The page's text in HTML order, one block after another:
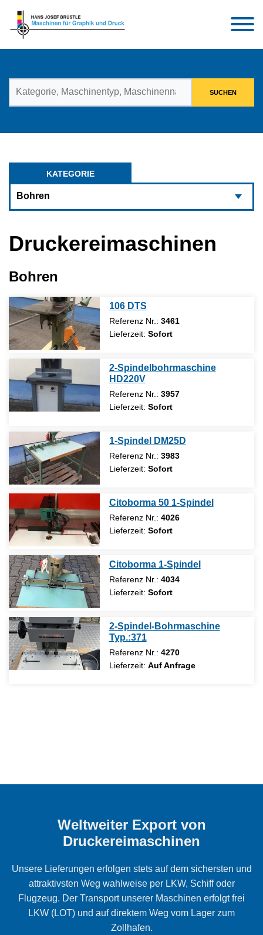
KATEGORIE
Druckereimaschinen
Bohren
106 DTS
Referenz Nr.: 3461
Lieferzeit: Sofort
2-Spindelbohrmaschine
HD220V
Referenz Nr.: 3957
Lieferzeit: Sofort
1-Spindel DM25D
Referenz Nr.: 3983
Lieferzeit: Sofort
Citoborma 50 1-Spindel
Referenz Nr.: 4026
Lieferzeit: Sofort
Citoborma 1-Spindel
Referenz Nr.: 4034
Lieferzeit: Sofort
2-Spindel-Bohrmaschine
Typ.:371
Referenz Nr.: 4270
Lieferzeit: Auf Anfrage
Weltweiter Export von
Druckereimaschinen
Unsere Lieferungen erfolgen stets auf dem sichersten und
attraktivsten Weg wahlweise per LKW, Schiff oder
Flugzeug. Der Transport unserer Maschinen erfolgt frei
LKW (LOT) und auf direktem Weg vom Lager zum
Zollhafen.